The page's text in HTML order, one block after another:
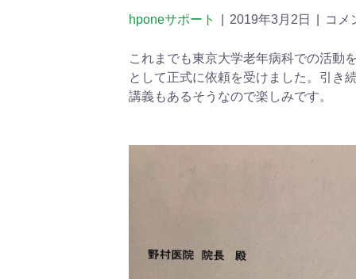
hponeサポート 2019年3月2日 コメ
これまでも東京大学老年病科での活動
として正式に依頼を受けました。引き
講義もあるそうなので楽しみです。